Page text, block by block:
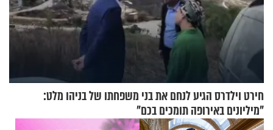
חירט וילדרס הגיע לנחם את בני משפחתו של בניהו מלט:
"מיליונים באירופה תומכים בכם"